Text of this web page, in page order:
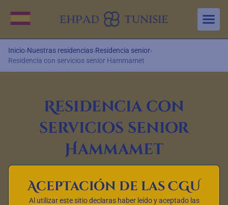
Aller au contenu principal
Cambiar idioma
Inicio›Nuestras residencias›Residencia senior›
Residencia con servicios senior Hammamet
Residencia con
servicios senior
Hammamet
Aceptación de las CGU
Al utilizar este sitio declaras haber leído y aceptado las